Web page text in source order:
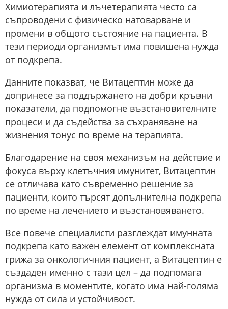
Химиотерапията и лъчетерапията често са
съпроводени с физическо натоварване и
промени в общото състояние на пациента. В
тези периоди организмът има повишена нужда
от подкрепа.
Данните показват, че Витацептин може да
допринесе за поддържането на добри кръвни
показатели, да подпомогне възстановителните
процеси и да съдейства за съхраняване на
жизнения тонус по време на терапията.
Благодарение на своя механизъм на действие и
фокуса върху клетъчния имунитет, Витацептин
се отличава като съвременно решение за
пациенти, които търсят допълнителна подкрепа
по време на лечението и възстановяването.
Все повече специалисти разглеждат имунната
подкрепа като важен елемент от комплексната
грижа за онкологичния пациент, а Витацептин е
създаден именно с тази цел – да подпомага
организма в моментите, когато има най-голяма
нужда от сила и устойчивост.